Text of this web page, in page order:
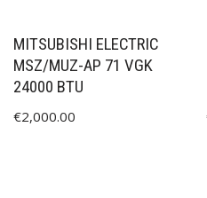
MITSUBISHI ELECTRIC
MSZ/MUZ-AP 71 VGK
24000 BTU
€2,000.00